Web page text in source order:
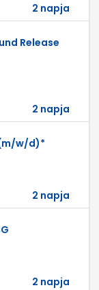
2 napja
Release
2 napja
w/d)*
2 napja
2 napja